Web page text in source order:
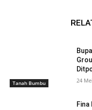
Tanah Bumbu 24
Fina